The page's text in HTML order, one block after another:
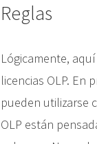
Reglas
Lógicamente,
licencias OLP. En
pueden utilizarse
OLP están